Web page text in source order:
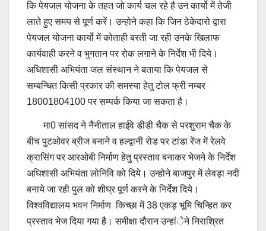
कि पेयजल योजना के तहत जो कार्य चल रहे है उन कार्यो में तेजी
लाते हुए समय से पूर्ण करें। उन्होने कहा कि जिन ठेकेदारो द्वारा
पेयजल योजना कार्यो में कोताही बरती जा रही उनके खिलाफ
कार्यवाही करने व भुगतान पर रोक लगाने के निर्देश भी दिये।
अधिशासी अभियंता जल संस्थान ने बताया कि पेयजल से
सम्बन्धित किसी प्रकार की समस्या हेतु टोल फ्री नम्बर
18001804100 पर सम्पर्क किया जा सकता है।
मा0 सांसद ने नैनीताल हाईवे डीडी चैक से परशुराम चैक के
बीच पुटओवर ब्रीज बनाने व हल्द्वानी रोड पर टांडा रेंज में रेलवे
क्रासिंग पर आरओबी निर्माण हेतु प्रस्ताव बनाकर भेजने के निर्देश
अधिशासी अभियंता लोनिवि को दिये। उन्होने बाजपुर में लेवड़ा नदी
बनाये जा रही पुल को शीघ्र पूर्ण करने के निर्देश दिये।
विश्वविद्यालय भवन निर्माण किच्छा में 38 एकड़ भूमि चिन्हित कर
प्रस्ताव भेज दिया गया है। समीक्षा दौरान उन्हांेने निराश्रित